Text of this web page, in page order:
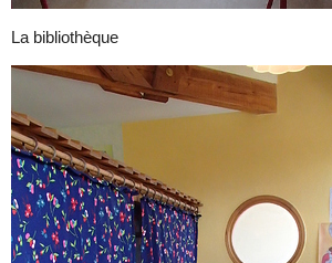
La bibliothèque